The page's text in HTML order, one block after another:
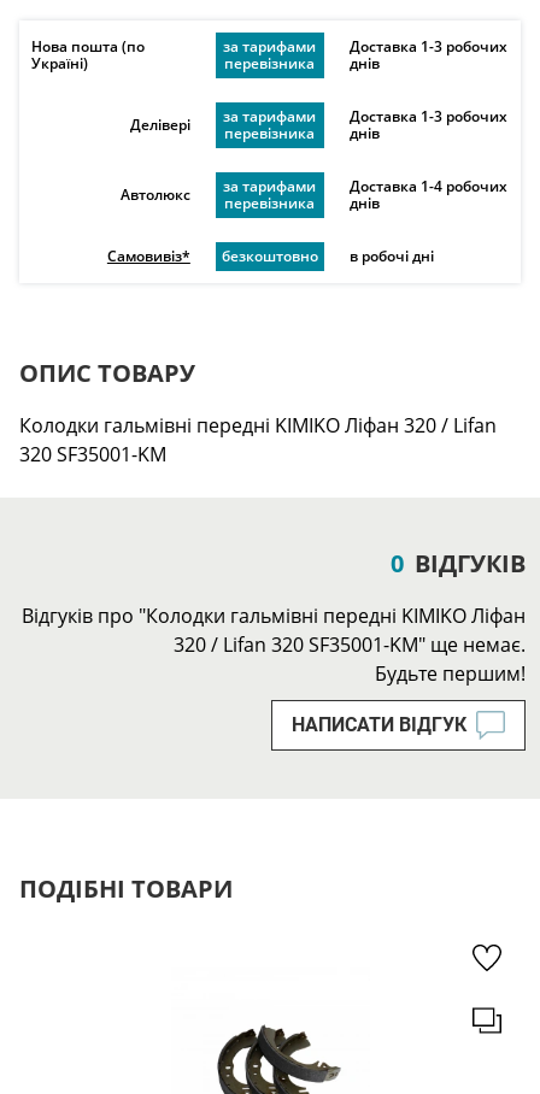
Нова пошта (по
Україні)
за тарифами
перевізника
Доставка 1-3 робочих
днів
Делівері
за тарифами
перевізника
Доставка 1-3 робочих
днів
Автолюкс
за тарифами
перевізника
Доставка 1-4 робочих
днів
Самовивіз* безкоштовно в робочі дні
ОПИС ТОВАРУ
Колодки гальмівні передні KIMIKO Ліфан 320 / Lifan
320 SF35001-KM
0 ВІДГУКІВ
Відгуків про "Колодки гальмівні передні KIMIKO Ліфан
320 / Lifan 320 SF35001-KM" ще немає.
Будьте першим!
НАПИСАТИ ВІДГУК
ПОДІБНІ ТОВАРИ